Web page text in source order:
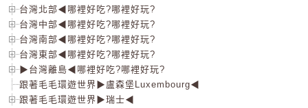
台灣北部◀哪裡好吃?哪裡好玩?
台灣中部◀哪裡好吃?哪裡好玩?
台灣南部◀哪裡好吃?哪裡好玩?
台灣東部◀哪裡好吃?哪裡好玩?
▶台灣離島◀哪裡好吃?哪裡好玩?
跟著毛毛環遊世界▶盧森堡Luxembourg◀
跟著毛毛環遊世界▶瑞士◀